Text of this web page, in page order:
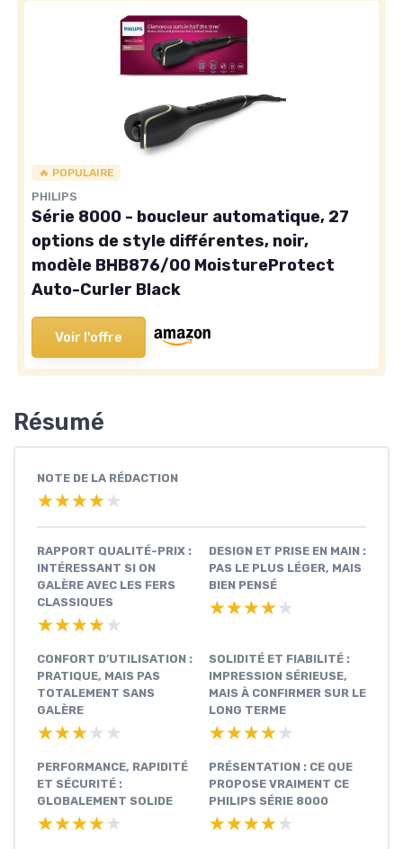
🔥 POPULAIRE
PHILIPS
Série 8000 - boucleur automatique, 27
options de style différentes, noir,
modèle BHB876/00 MoistureProtect
Auto-Curler Black
Voir l'offre
Résumé
NOTE DE LA RÉDACTION
★★★★★
★★★★★
RAPPORT QUALITÉ-PRIX :
INTÉRESSANT SI ON
GALÈRE AVEC LES FERS
CLASSIQUES
★★★★★
★★★★★
DESIGN ET PRISE EN MAIN :
PAS LE PLUS LÉGER, MAIS
BIEN PENSÉ
★★★★★
★★★★★
CONFORT D’UTILISATION :
PRATIQUE, MAIS PAS
TOTALEMENT SANS
GALÈRE
★★★★★
★★★★★
SOLIDITÉ ET FIABILITÉ :
IMPRESSION SÉRIEUSE,
MAIS À CONFIRMER SUR LE
LONG TERME
★★★★★
★★★★★
PERFORMANCE, RAPIDITÉ
ET SÉCURITÉ :
GLOBALEMENT SOLIDE
★★★★★
★★★★★
PRÉSENTATION : CE QUE
PROPOSE VRAIMENT CE
PHILIPS SÉRIE 8000
★★★★★
★★★★★